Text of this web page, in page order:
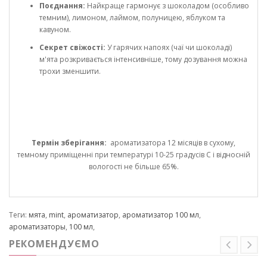
Поєднання: Найкраще гармонує з шоколадом (особливо
темним), лимоном, лаймом, полуницею, яблуком та
кавуном.
Секрет свіжості: У гарячих напоях (чаї чи шоколаді)
м'ята розкривається інтенсивніше, тому дозування можна
трохи зменшити.
Термін зберігання: ароматизатора 12 місяців в сухому,
темному приміщенні при температурі 10-25 градусів С і відносній
вологості не більше 65%.
Теги: мята, mint, ароматизатор, ароматизатор 100 мл,
ароматизаторы, 100 мл,
РЕКОМЕНДУЄМО